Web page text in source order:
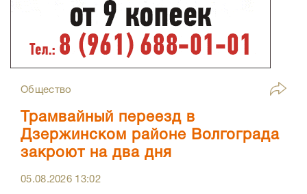
Общество
Трамвайный переезд в
Дзержинском районе Волгограда
закроют на два дня
05.08.2026 13:02